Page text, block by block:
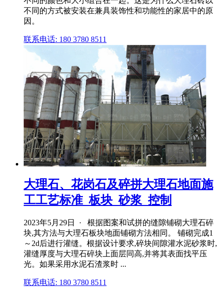
不同的方式被安装在兼具装饰性和功能性的家居中的原
因。
联系电话: 180 3780 8511
大理石、花岗石及碎拼大理石地面施
工工艺标准_板块_砂浆_控制
2023年5月29日 · 根据图案和试拼的缝隙铺砌大理石碎
块,其方法与大理石板块地面铺砌方法相同。 铺砌完成1
～2d后进行灌缝。根据设计要求,碎块间隙灌水泥砂浆时,
灌缝厚度与大理石碎块上面层同高,并将其表面找平压
光。如果采用水泥石渣浆时 ...
联系电话: 180 3780 8511